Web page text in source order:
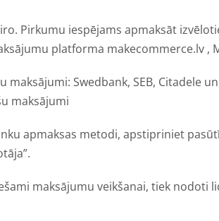
Pirkumu iespējams apmaksāt
platforma makecommerce.lv ,
maksājumi: Swedbank, SEB, Citadele
maksājumi
apmaksas metodi, apstipriniet
maksājumu veikšanai, tiek nodoti